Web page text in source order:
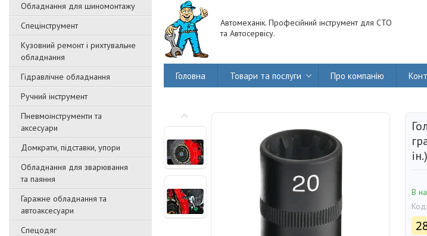
Обладнання для шиномонтажу
Спецінструмент
Кузовний ремонт і рихтувальне
обладнання
Гідравлічне обладнання
Ручний інструмент
Пневмоінструменти та
аксесуари
Домкрати, підставки, упори
Обладнання для зварювання
та паяння
Гаражне обладнання та
автоаксесуари
Спецодяг
Автомеханік. Професійний інструмент для СТО
та Автосервісу.
Головна Товари та послуги Про компанію
В
Код: